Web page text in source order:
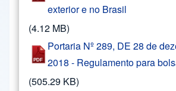
exterior e no Brasil
(4.12 MB)
Portaria Nº 289, DE 28 de
2018 - Regulamento para
(505.29 KB)